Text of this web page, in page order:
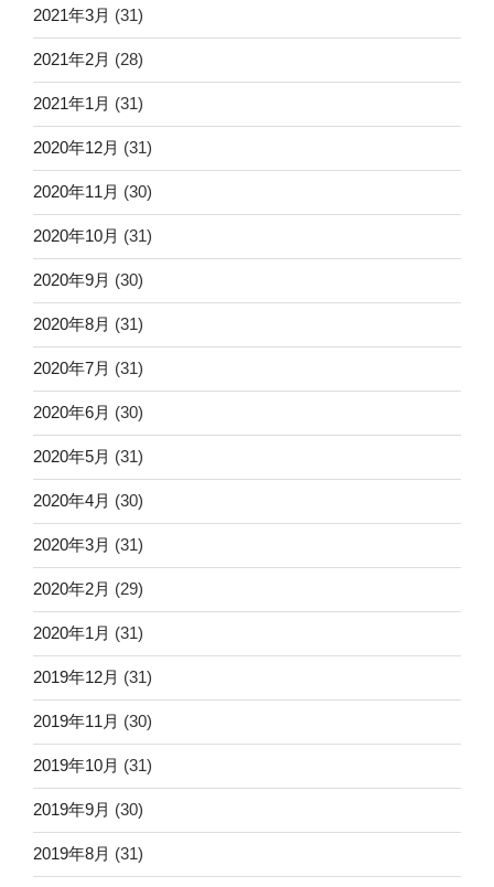
2021年3月 (31)
2021年2月 (28)
2021年1月 (31)
2020年12月 (31)
2020年11月 (30)
2020年10月 (31)
2020年9月 (30)
2020年8月 (31)
2020年7月 (31)
2020年6月 (30)
2020年5月 (31)
2020年4月 (30)
2020年3月 (31)
2020年2月 (29)
2020年1月 (31)
2019年12月 (31)
2019年11月 (30)
2019年10月 (31)
2019年9月 (30)
2019年8月 (31)